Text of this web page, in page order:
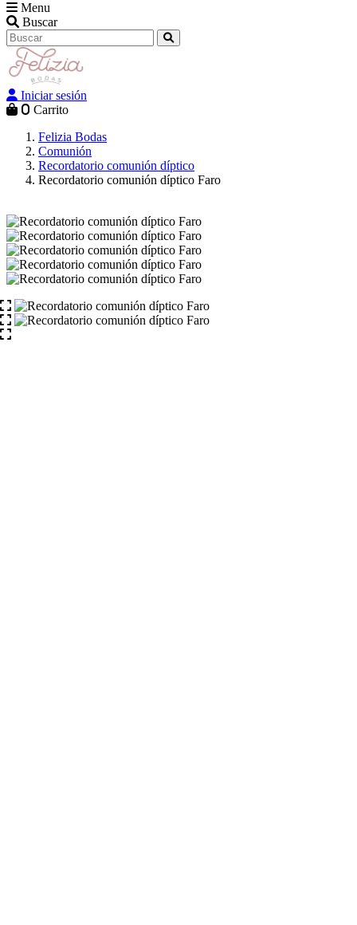
Menu
Buscar
Iniciar sesión
0 Carrito
Felizia Bodas
Comunión
Recordatorio comunión díptico
Recordatorio comunión díptico Faro